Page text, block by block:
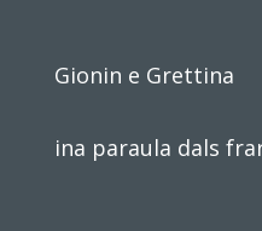
Gionin e Grettina
ina paraula dals